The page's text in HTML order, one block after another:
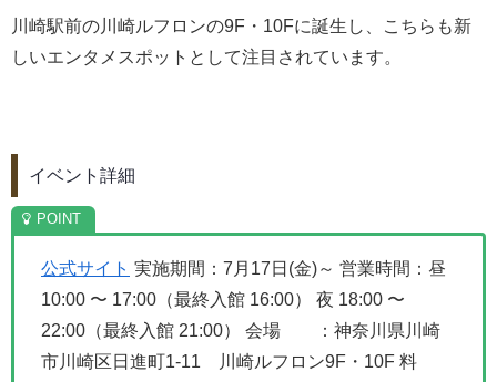
川崎駅前の川崎ルフロンの9F・10Fに誕生し、こちらも新
しいエンタメスポットとして注目されています。
イベント詳細
公式サイト 実施期間：7月17日(金)～ 営業時間：昼
10:00 〜 17:00（最終入館 16:00）
夜 18:00 〜
22:00（最終入館 21:00）
会場 ：神奈川県川崎
市川崎区日進町1-11 川崎ルフロン9F・10F 料